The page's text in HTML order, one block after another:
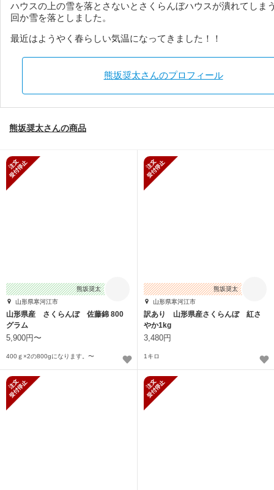
ハウスの上の雪を落とさないとさくらんぼハウスが潰れてしま
回か雪を落としました。
最近はようやく春らしい気温になってきました！！
熊坂奨太さんのプロフィール
熊坂奨太さんの商品
熊坂奨太
山形県寒河江市
山形県産 さくらんぼ 佐藤錦 800
グラム
5,900円〜
400ｇ×2の800gになります。〜
熊坂奨太
山形県寒河江市
訳あり 山形県産さくらんぼ 紅さ
やか1kg
3,480円
1キロ